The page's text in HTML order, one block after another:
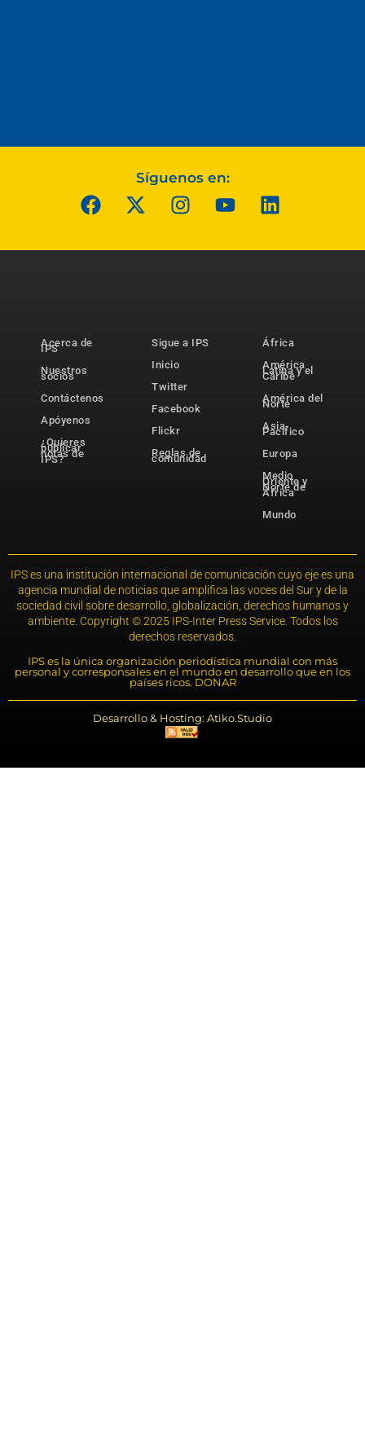
Síguenos en:
Acerca de
IPS
Nuestros
socios
Contáctenos
Apóyenos
¿Quieres
publicar
notas de
IPS?
Sigue a IPS
Inicio
Twitter
Facebook
Flickr
Reglas de
comunidad
África
América
Latina y el
Caribe
América del
Norte
Asia-
Pacífico
Europa
Medio
Oriente y
Norte de
África
Mundo
IPS es una institución internacional de comunicación cuyo eje es una
agencia mundial de noticias que amplifica las voces del Sur y de la
sociedad civil sobre desarrollo, globalización, derechos humanos y
ambiente. Copyright © 2025 IPS-Inter Press Service. Todos los
derechos reservados.
IPS es la única organización periodística mundial con más
personal y corresponsales en el mundo en desarrollo que en los
países ricos. DONAR
Desarrollo & Hosting: Atiko.Studio